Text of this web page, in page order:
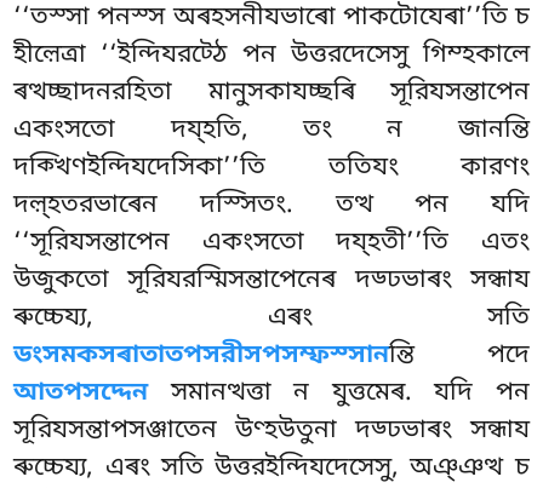
‘‘তস্সা পনস্স অৰহসনীযভাৰো পাকটোযেৰা’’তি চ
হীল়েত্ৰা ‘‘ইন্দিযরট্ঠে পন উত্তরদেসেসু গিম্হকালে
ৰত্থচ্ছাদনরহিতা মানুসকাযচ্ছৰি সূরিযসন্তাপেন
একংসতো দয্হতি, তং ন জানন্তি
দক্খিণইন্দিযদেসিকা’’তি ততিযং কারণং
দল়্হতরভাৰেন দস্সিতং. তত্থ পন যদি
‘‘সূরিযসন্তাপেন একংসতো দয্হতী’’তি এতং
উজুকতো সূরিযরস্মিসন্তাপেনেৰ দড্ঢভাৰং সন্ধায
ৰুচ্চেয্য, এৰং সতি
ডংসমকসৰাতাতপসরীসপসম্ফস্সানন্তি পদে
আতপসদ্দেনসমানত্থত্তা ন যুত্তমেৰ. যদি পন
সূরিযসন্তাপসঞ্জাতেন উণ্হউতুনা দড্ঢভাৰং সন্ধায
ৰুচ্চেয্য, এৰং সতি উত্তরইন্দিযদেসেসু, অঞ্ঞত্থ চ